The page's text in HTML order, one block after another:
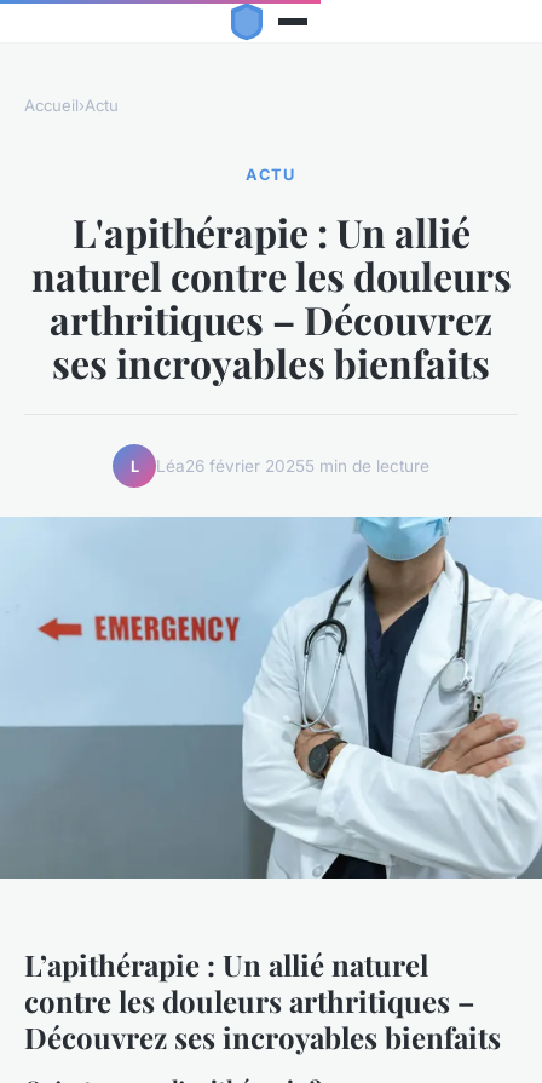
Accueil›Actu
ACTU
L'apithérapie : Un allié
naturel contre les douleurs
arthritiques – Découvrez
ses incroyables bienfaits
L Léa26 février 20255 min de lecture
L’apithérapie : Un allié naturel
contre les douleurs arthritiques –
Découvrez ses incroyables bienfaits